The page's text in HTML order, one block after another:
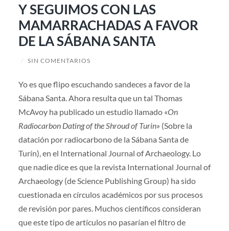
Y SEGUIMOS CON LAS
MAMARRACHADAS A FAVOR
DE LA SÁBANA SANTA
/ SIN COMENTARIOS
Yo es que flipo escuchando sandeces a favor de la
Sábana Santa. Ahora resulta que un tal Thomas
McAvoy ha publicado un estudio llamado «On
Radiocarbon Dating of the Shroud of Turin» (Sobre la
datación por radiocarbono de la Sábana Santa de
Turín), en el International Journal of Archaeology. Lo
que nadie dice es que la revista International Journal of
Archaeology (de Science Publishing Group) ha sido
cuestionada en círculos académicos por sus procesos
de revisión por pares. Muchos científicos consideran
que este tipo de artículos no pasarían el filtro de